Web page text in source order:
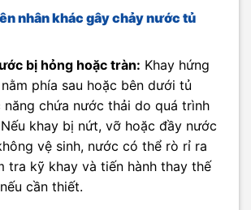
nhân khác gây chảy nước tủ
bị hỏng hoặc tràn: Khay hứng
phía sau hoặc bên dưới tủ
năng chứa nước thải do quá trình
khay bị nứt, vỡ hoặc đầy nước
vệ sinh, nước có thể rò rỉ ra
tra kỹ khay và tiến hành thay thế
cần thiết.